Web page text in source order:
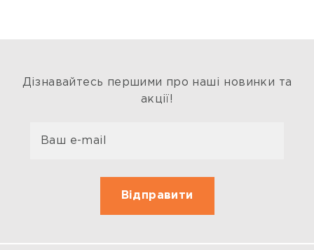
Дізнавайтесь першими про наші новинки та
акції!